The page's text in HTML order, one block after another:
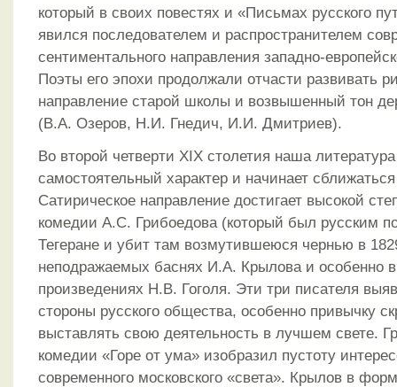
который в своих повестях и «Письмах русского
явился последователем и распространителем
сентиментального направления западно-
Поэты его эпохи продолжали отчасти развивать
направление старой школы и возвышенный тон
(В.А. Озеров, Н.И. Гнедич, И.И. Дмитриев).
Во второй четверти XIX столетия наша
самостоятельный характер и начинает
Сатирическое направление достигает высокой
комедии А.С. Грибоедова (который был русским
Тегеране и убит там возмутившеюся чернью в
неподражаемых баснях И.А. Крылова и особенно
произведениях Н.В. Гоголя. Эти три писателя
стороны русского общества, особенно привычку
выставлять свою деятельность в лучшем свете.
комедии «Горе от ума» изобразил пустоту
современного московского «света». Крылов в